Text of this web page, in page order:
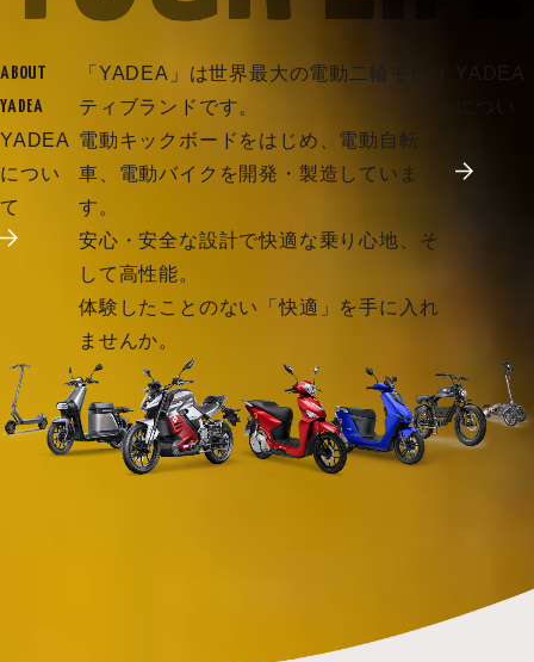
ABOUT
YADEA
YADEA
につい
て
「YADEA」は世界最大の電動二輪モビリ
ティブランドです。
電動キックボードをはじめ、電動自転
車、電動バイクを開発・製造していま
す。
安心・安全な設計で快適な乗り心地、そ
して高性能。
体験したことのない「快適」を手に入れ
ませんか。
YADEA